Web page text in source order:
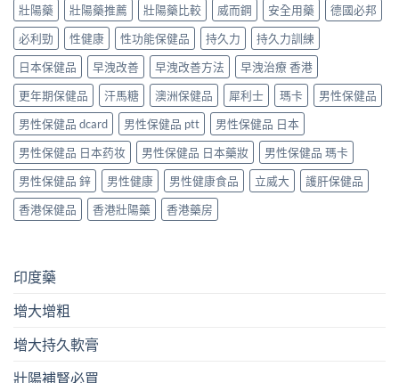
壯陽藥
壯陽藥推薦 壯陽藥比較 威而鋼 安全用藥
德國必邦
必利勁
性健康 性功能保健品 持久力
持久力訓練
日本保健品
早洩改善 早洩改善方法
早洩治療 香港
更年期保健品
汗馬糖 澳洲保健品 犀利士 瑪卡
男性保健品
男性保健品 dcard
男性保健品 ptt
男性保健品 日本
男性保健品 日本药妆
男性保健品 日本藥妝
男性保健品 瑪卡
男性保健品 鋅
男性健康 男性健康食品 立威大
護肝保健品
香港保健品
香港壯陽藥 香港藥房
印度藥
增大增粗
增大持久軟膏
壯陽補腎必買